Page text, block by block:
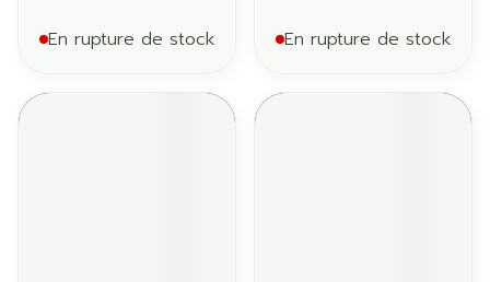
En rupture de stock En rupture de stock